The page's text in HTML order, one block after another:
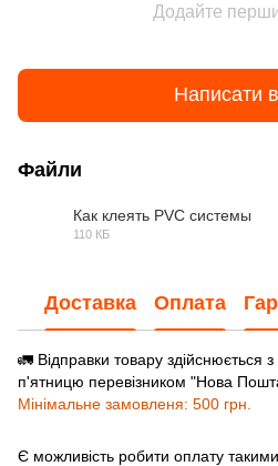
Додайте
Написати
Файли
Как клеять PVC системы
110 КБ
Доставка Оплата
🚛 Відправки товару здійснюється
п'ятницю перевізником "Нова
Мінімальне замовленя: 500 грн.
Є можливість робити оплату